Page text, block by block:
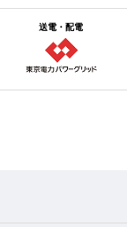
送電・配電